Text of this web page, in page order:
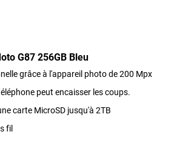
G87 256GB Bleu
grâce à l'appareil photo de 200 Mpx
peut encaisser les coups.
carte MicroSD jusqu'à 2TB
fil